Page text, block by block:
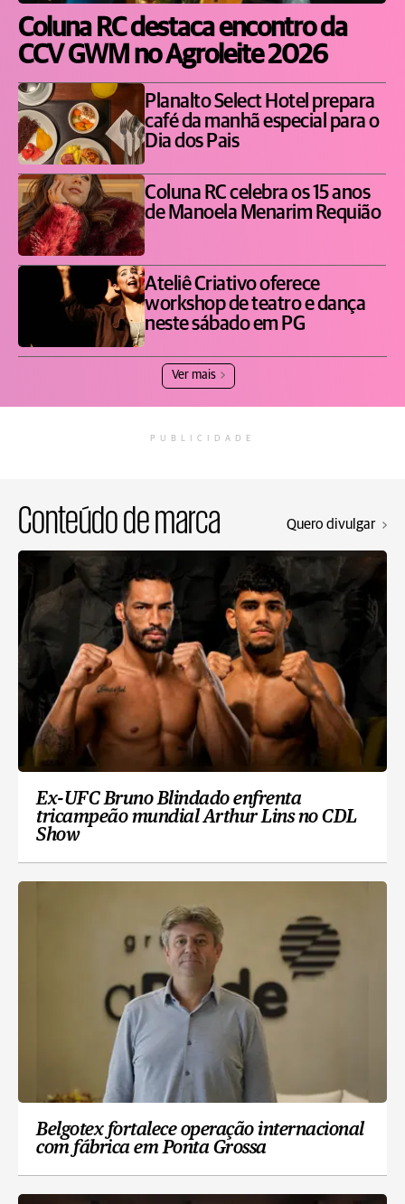
Coluna RC destaca encontro da
CCV GWM no Agroleite 2026
Planalto Select Hotel prepara
café da manhã especial para o
Dia dos Pais
Coluna RC celebra os 15 anos
de Manoela Menarim Requião
Ateliê Criativo oferece
workshop de teatro e dança
neste sábado em PG
Ver mais
PUBLICIDADE
Conteúdo de marca Quero divulgar
Ex-UFC Bruno Blindado enfrenta
tricampeão mundial Arthur Lins no CDL
Show
Belgotex fortalece operação internacional
com fábrica em Ponta Grossa